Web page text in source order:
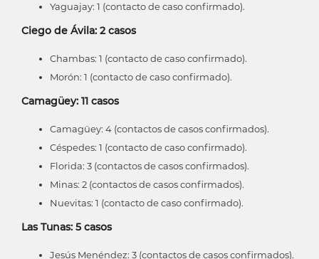
Yaguajay: 1 (contacto de caso confirmado).
Ciego de Ávila: 2 casos
Chambas: 1 (contacto de caso confirmado).
Morón: 1 (contacto de caso confirmado).
Camagüey: 11 casos
Camagüey: 4 (contactos de casos confirmados).
Céspedes: 1 (contacto de caso confirmado).
Florida: 3 (contactos de casos confirmados).
Minas: 2 (contactos de casos confirmados).
Nuevitas: 1 (contacto de caso confirmado).
Las Tunas: 5 casos
Jesús Menéndez: 3 (contactos de casos confirmados).